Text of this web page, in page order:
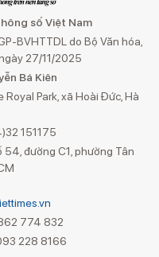
số Việt Nam
BVHTTDL do Bộ Văn hóa,
27/11/2025
Bá Kiên
Royal Park, xã Hoài Đức, Hà
151175
54, đường C1, phường Tân
774 832
228 8166